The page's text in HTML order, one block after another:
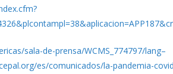
sala-de-prensa/WCMS_774797/lang–
es/comunicados/la-pandemia-